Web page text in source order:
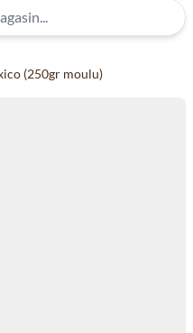
(250gr moulu)